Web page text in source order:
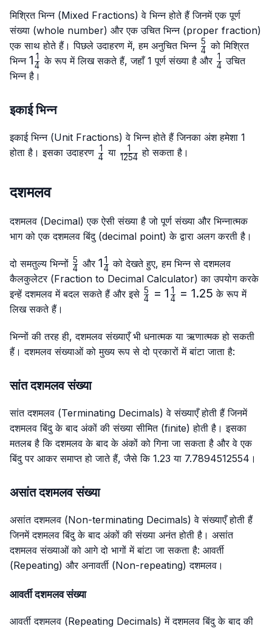
मिश्रित भिन्न (Mixed Fractions) वे भिन्न होते हैं जिनमें एक पूर्ण
संख्या (whole number) और एक उचित भिन्न (proper fraction)
एक साथ होते हैं। पिछले उदाहरण में, हम अनुचित भिन्न \frac{5}
{4}
4
5 को मिश्रित
भिन्न 1\frac{1}
{4}
1 4
1 के रूप में लिख सकते हैं, जहाँ 1 पूर्ण संख्या है और \frac{1}
4
1
उचित
भिन्न है।
इकाई भिन्न
इकाई भिन्न (Unit Fractions) वे भिन्न होते हैं जिनका अंश हमेशा 1
होता है। इसका उदाहरण \frac{1}
4
1 या \frac{1}
1254
1 हो सकता है।
दशमलव
दशमलव (Decimal) एक ऐसी संख्या है जो पूर्ण संख्या और भिन्नात्मक
भाग को एक दशमलव बिंदु (decimal point) के द्वारा अलग करती है।
दो समतुल्य भिन्नों \frac{5}
{4}
4
5 और 1\frac{1}
{4}
14
1
को देखते हुए, हम भिन्न से दशमलव
कैलकुलेटर (Fraction to Decimal Calculator) का उपयोग करके
इन्हें दशमलव में बदल सकते हैं और इसे \frac{5}
4
5 = 1 4
1 = 1.25 के रूप में
लिख सकते हैं।
भिन्नों की तरह ही, दशमलव संख्याएँ भी धनात्मक या ऋणात्मक हो सकती
हैं। दशमलव संख्याओं को मुख्य रूप से दो प्रकारों में बांटा जाता है:
सांत दशमलव संख्या
सांत दशमलव (Terminating Decimals) वे संख्याएँ होती हैं जिनमें
दशमलव बिंदु के बाद अंकों की संख्या सीमित (finite) होती है। इसका
मतलब है कि दशमलव के बाद के अंकों को गिना जा सकता है और वे एक
बिंदु पर आकर समाप्त हो जाते हैं, जैसे कि 1.23 या 7.7894512554।
असांत दशमलव संख्या
असांत दशमलव (Non-terminating Decimals) वे संख्याएँ होती हैं
जिनमें दशमलव बिंदु के बाद अंकों की संख्या अनंत होती है। असांत
दशमलव संख्याओं को आगे दो भागों में बांटा जा सकता है: आवर्ती
(Repeating) और अनावर्ती (Non-repeating) दशमलव।
आवर्ती दशमलव संख्या
आवर्ती दशमलव (Repeating Decimals) में दशमलव बिंदु के बाद की